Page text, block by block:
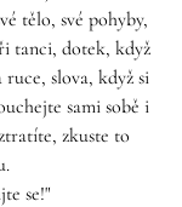
tělo, své pohyby,
tanci, dotek, když
ruce, slova, když si
sami sobě i
zkuste to
se!"